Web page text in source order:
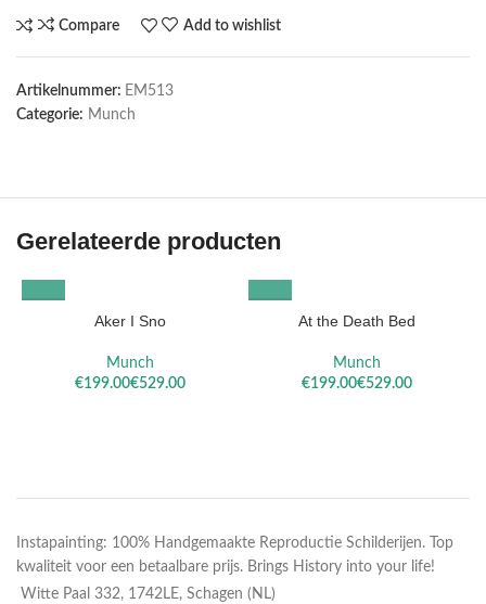
Compare Add to wishlist
Artikelnummer: EM513
Categorie: Munch
Gerelateerde producten
Aker I Sno
Munch
€
€
At the Death Bed
Munch
€
€
Instapainting: 100% Handgemaakte Reproductie Schilderijen. Top
kwaliteit voor een betaalbare prijs. Brings History into your life!
Witte Paal 332, 1742LE, Schagen (NL)